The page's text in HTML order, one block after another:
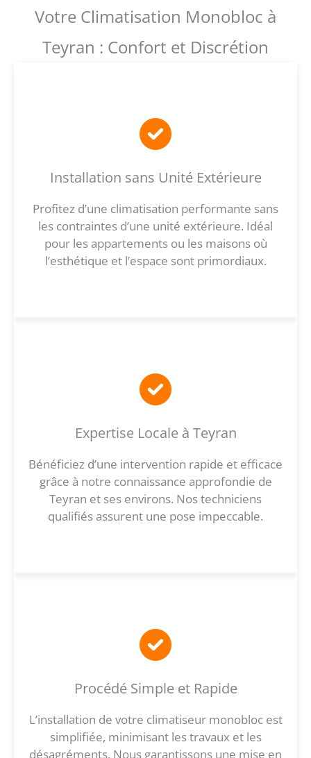
Votre Climatisation Monobloc à
Teyran : Confort et Discrétion
Installation sans Unité Extérieure
Profitez d’une climatisation performante sans
les contraintes d’une unité extérieure. Idéal
pour les appartements ou les maisons où
l’esthétique et l’espace sont primordiaux.
Expertise Locale à Teyran
Bénéficiez d’une intervention rapide et efficace
grâce à notre connaissance approfondie de
Teyran et ses environs. Nos techniciens
qualifiés assurent une pose impeccable.
Procédé Simple et Rapide
L’installation de votre climatiseur monobloc est
simplifiée, minimisant les travaux et les
désagréments. Nous garantissons une mise en